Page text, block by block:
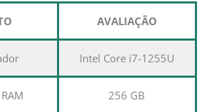
AVALIAÇÃO
Intel Core i7-1255U
256 GB